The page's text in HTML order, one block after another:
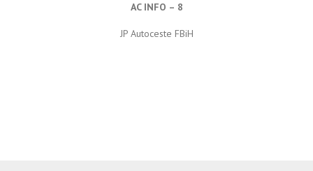
AC INFO – 8
JP Autoceste FBiH